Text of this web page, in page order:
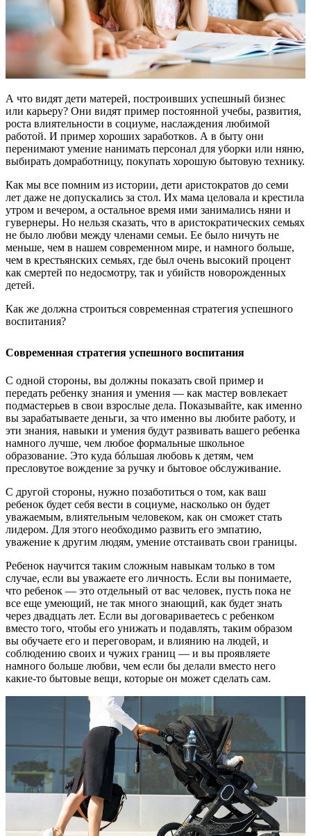
А что видят дети матерей, построивших успешный бизнес
или карьеру? Они видят пример постоянной учебы, развития,
роста влиятельности в социуме, наслаждения любимой
работой. И пример хороших заработков. А в быту они
перенимают умение нанимать персонал для уборки или няню,
выбирать домработницу, покупать хорошую бытовую технику.
Как мы все помним из истории, дети аристократов до семи
лет даже не допускались за стол. Их мама целовала и крестила
утром и вечером, а остальное время ими занимались няни и
гувернеры. Но нельзя сказать, что в аристократических семьях
не было любви между членами семьи. Ее было ничуть не
меньше, чем в нашем современном мире, и намного больше,
чем в крестьянских семьях, где был очень высокий процент
как смертей по недосмотру, так и убийств новорожденных
детей.
Как же должна строиться современная стратегия успешного
воспитания?
Современная стратегия успешного воспитания
С одной стороны, вы должны показать свой пример и
передать ребенку знания и умения — как мастер вовлекает
подмастерьев в свои взрослые дела. Показывайте, как именно
вы зарабатываете деньги, за что именно вы любите работу, и
эти знания, навыки и умения будут развивать вашего ребенка
намного лучше, чем любое формальные школьное
образование. Это куда бóльшая любовь к детям, чем
пресловутое вождение за ручку и бытовое обслуживание.
С другой стороны, нужно позаботиться о том, как ваш
ребенок будет себя вести в социуме, насколько он будет
уважаемым, влиятельным человеком, как он сможет стать
лидером. Для этого необходимо развить его эмпатию,
уважение к другим людям, умение отстаивать свои границы.
Ребенок научится таким сложным навыкам только в том
случае, если вы уважаете его личность. Если вы понимаете,
что ребенок — это отдельный от вас человек, пусть пока не
все еще умеющий, не так много знающий, как будет знать
через двадцать лет. Если вы договариваетесь с ребенком
вместо того, чтобы его унижать и подавлять, таким образом
вы обучаете его и переговорам, и влиянию на людей, и
соблюдению своих и чужих границ — и вы проявляете
намного больше любви, чем если бы делали вместо него
какие-то бытовые вещи, которые он может сделать сам.